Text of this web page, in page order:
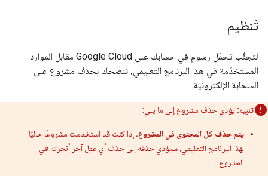
تَنظيم
لتجنُّب تحمّل رسوم في حسابك على Google Cloud مقابل الموارد
المستخدَمة في هذا البرنامج التعليمي، ننصحك بحذف مشروع على
السحابة الإلكترونية.
تنبيه: يؤدي حذف مشروع إلى ما يلي:
يتم حذف كل المحتوى في المشروع. إذا كنت قد استخدمت مشروعًا حاليًا
لهذا البرنامج التعليمي، سيؤدي حذفه إلى حذف أي عمل آخر أنجزته في
المشروع.